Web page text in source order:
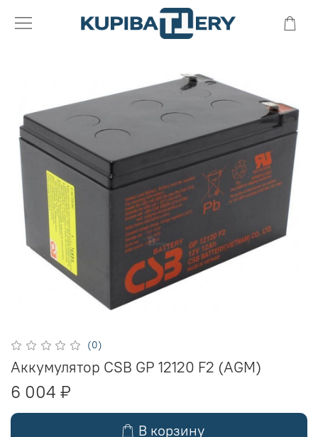
(0)
Аккумулятор CSB GP 12120 F2 (AGM)
6 004 ₽
В корзину